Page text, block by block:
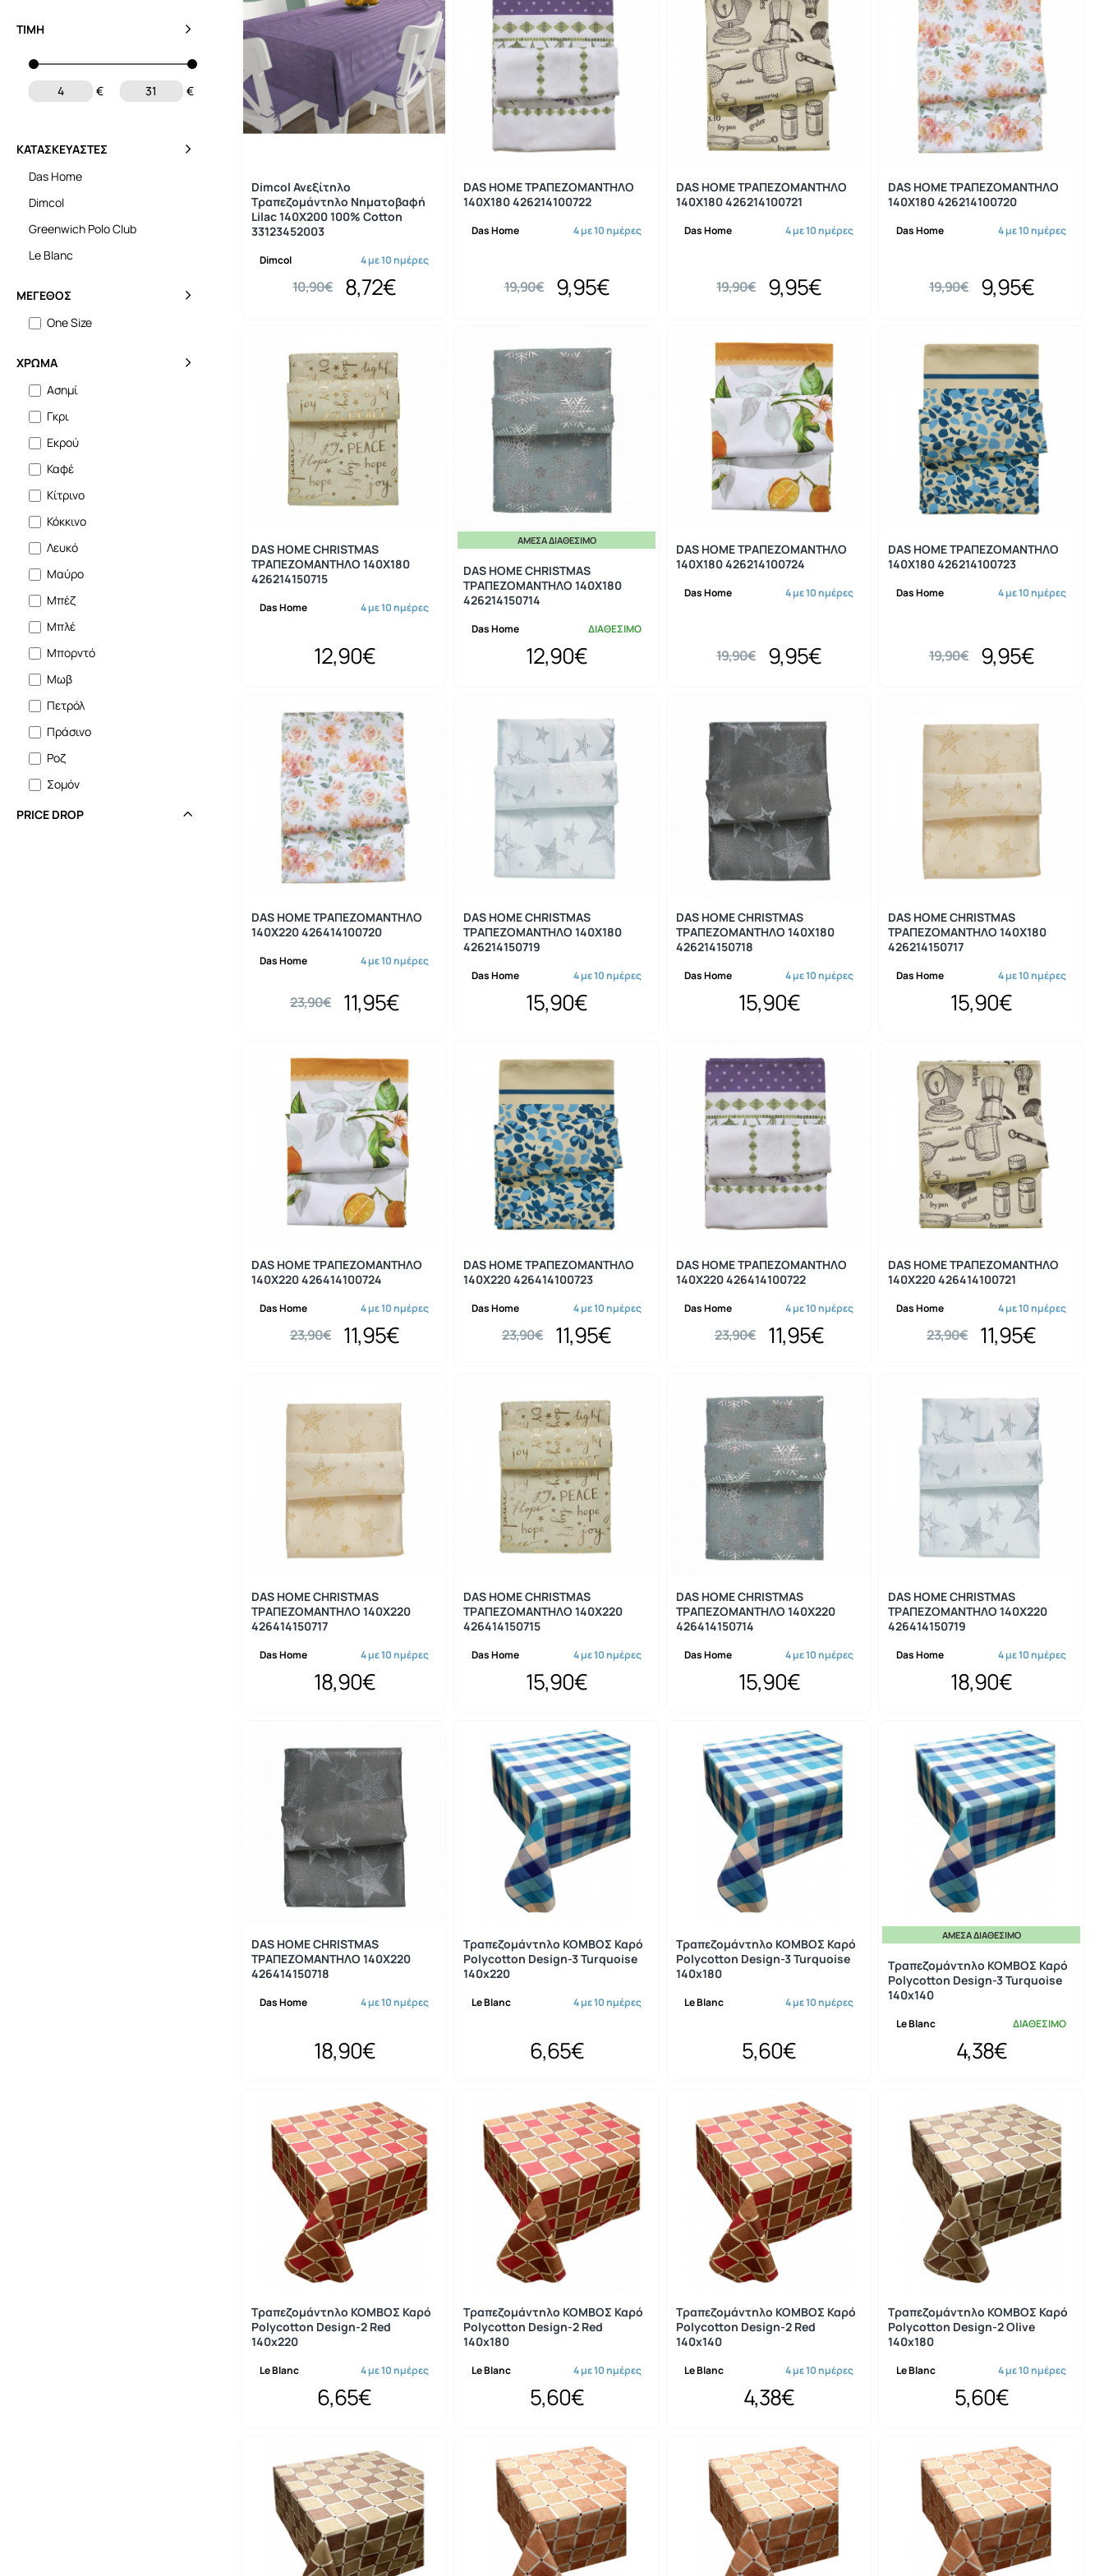
ΤΙΜΉ
€ €
ΚΑΤΑΣΚΕΥΑΣΤΈΣ
Das Home
Dimcol
Greenwich Polo Club
Le Blanc
ΜΈΓΕΘΟΣ
One Size
ΧΡΏΜΑ
Ασημί
Γκρι
Εκρού
Καφέ
Κίτρινο
Κόκκινο
Λευκό
Μαύρο
Μπέζ
Μπλέ
Μπορντό
Μωβ
Πετρόλ
Πράσινο
Ροζ
Σομόν
Τιρκουάζ
PRICE DROP
Dimcol 4 με 10 ημέρες
Dimcol Ανεξίτηλο
Τραπεζομάντηλο Νηματοβαφή
Lilac 140X200 100% Cotton
33123452003
8,72€
10,90€
-50%
Das Home 4 με 10 ημέρες
DAS HOME ΤΡΑΠΕΖΟΜΑΝΤΗΛΟ
140Χ180 426214100722
9,95€
19,90€
-50%
Das Home 4 με 10 ημέρες
DAS HOME ΤΡΑΠΕΖΟΜΑΝΤΗΛΟ
140Χ180 426214100721
9,95€
19,90€
-50%
Das Home 4 με 10 ημέρες
DAS HOME ΤΡΑΠΕΖΟΜΑΝΤΗΛΟ
140Χ180 426214100720
9,95€
19,90€
Das Home 4 με 10 ημέρες
DAS HOME CHRISTMAS
ΤΡΑΠΕΖΟΜΑΝΤΗΛΟ 140Χ180
426214150715
12,90€
ΆΜΕΣΑ ΔΙΑΘΈΣΙΜΟ
Das Home ΔΙΑΘΕΣΙΜΟ
DAS HOME CHRISTMAS
ΤΡΑΠΕΖΟΜΑΝΤΗΛΟ 140Χ180
426214150714
12,90€
-50%
Das Home 4 με 10 ημέρες
DAS HOME ΤΡΑΠΕΖΟΜΑΝΤΗΛΟ
140Χ180 426214100724
9,95€
19,90€
-50%
Das Home 4 με 10 ημέρες
DAS HOME ΤΡΑΠΕΖΟΜΑΝΤΗΛΟ
140Χ180 426214100723
9,95€
19,90€
-50%
Das Home 4 με 10 ημέρες
DAS HOME ΤΡΑΠΕΖΟΜΑΝΤΗΛΟ
140Χ220 426414100720
11,95€
23,90€
Das Home 4 με 10 ημέρες
DAS HOME CHRISTMAS
ΤΡΑΠΕΖΟΜΑΝΤΗΛΟ 140Χ180
426214150719
15,90€
Das Home 4 με 10 ημέρες
DAS HOME CHRISTMAS
ΤΡΑΠΕΖΟΜΑΝΤΗΛΟ 140Χ180
426214150718
15,90€
Das Home 4 με 10 ημέρες
DAS HOME CHRISTMAS
ΤΡΑΠΕΖΟΜΑΝΤΗΛΟ 140Χ180
426214150717
15,90€
-50%
Das Home 4 με 10 ημέρες
DAS HOME ΤΡΑΠΕΖΟΜΑΝΤΗΛΟ
140Χ220 426414100724
11,95€
23,90€
-50%
Das Home 4 με 10 ημέρες
DAS HOME ΤΡΑΠΕΖΟΜΑΝΤΗΛΟ
140Χ220 426414100723
11,95€
23,90€
-50%
Das Home 4 με 10 ημέρες
DAS HOME ΤΡΑΠΕΖΟΜΑΝΤΗΛΟ
140Χ220 426414100722
11,95€
23,90€
-50%
Das Home 4 με 10 ημέρες
DAS HOME ΤΡΑΠΕΖΟΜΑΝΤΗΛΟ
140Χ220 426414100721
11,95€
23,90€
Das Home 4 με 10 ημέρες
DAS HOME CHRISTMAS
ΤΡΑΠΕΖΟΜΑΝΤΗΛΟ 140Χ220
426414150717
18,90€
Das Home 4 με 10 ημέρες
DAS HOME CHRISTMAS
ΤΡΑΠΕΖΟΜΑΝΤΗΛΟ 140Χ220
426414150715
15,90€
Das Home 4 με 10 ημέρες
DAS HOME CHRISTMAS
ΤΡΑΠΕΖΟΜΑΝΤΗΛΟ 140Χ220
426414150714
15,90€
Das Home 4 με 10 ημέρες
DAS HOME CHRISTMAS
ΤΡΑΠΕΖΟΜΑΝΤΗΛΟ 140Χ220
426414150719
18,90€
Das Home 4 με 10 ημέρες
DAS HOME CHRISTMAS
ΤΡΑΠΕΖΟΜΑΝΤΗΛΟ 140Χ220
426414150718
18,90€
Le Blanc 4 με 10 ημέρες
Τραπεζομάντηλο ΚΟΜΒΟΣ Καρό
Polycotton Design-3 Turquoise
140x220
6,65€
Le Blanc 4 με 10 ημέρες
Τραπεζομάντηλο ΚΟΜΒΟΣ Καρό
Polycotton Design-3 Turquoise
140x180
5,60€
ΆΜΕΣΑ ΔΙΑΘΈΣΙΜΟ
Le Blanc ΔΙΑΘΕΣΙΜΟ
Τραπεζομάντηλο ΚΟΜΒΟΣ Καρό
Polycotton Design-3 Turquoise
140x140
4,38€
Le Blanc 4 με 10 ημέρες
Τραπεζομάντηλο ΚΟΜΒΟΣ Καρό
Polycotton Design-2 Red
140x220
6,65€
Le Blanc 4 με 10 ημέρες
Τραπεζομάντηλο ΚΟΜΒΟΣ Καρό
Polycotton Design-2 Red
140x180
5,60€
Le Blanc 4 με 10 ημέρες
Τραπεζομάντηλο ΚΟΜΒΟΣ Καρό
Polycotton Design-2 Red
140x140
4,38€
Le Blanc 4 με 10 ημέρες
Τραπεζομάντηλο ΚΟΜΒΟΣ Καρό
Polycotton Design-2 Olive
140x180
5,60€